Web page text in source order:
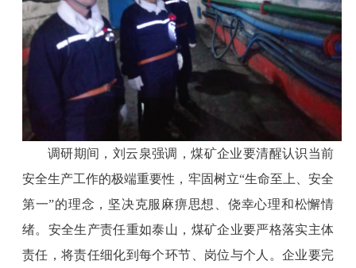
调研期间，刘云泉强调，煤矿企业要清醒认识当前
安全生产工作的极端重要性，牢固树立“生命至上、安全
第一”的理念，坚决克服麻痹思想、侥幸心理和松懈情
绪。安全生产责任重如泰山，煤矿企业要严格落实主体
责任，将责任细化到每个环节、岗位与个人。企业要完